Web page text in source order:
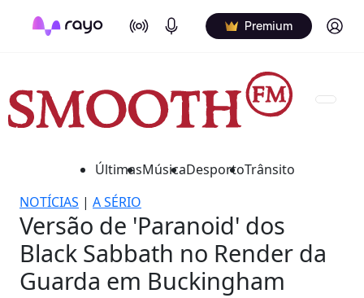
On Air Podcasts Premium Log in
ÚltimasMúsicaDesportoTrânsito
NOTÍCIAS | A SÉRIO
Versão de 'Paranoid' dos
Black Sabbath no Render da
Guarda em Buckingham